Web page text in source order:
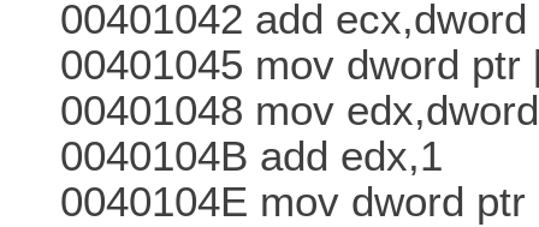
00401042 add
00401045 mov dword
00401048 mov
0040104B add edx,1
0040104E mov dword